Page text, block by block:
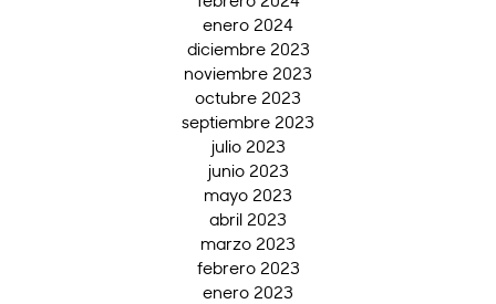
enero 2024
diciembre 2023
noviembre 2023
octubre 2023
septiembre 2023
julio 2023
junio 2023
mayo 2023
abril 2023
marzo 2023
febrero 2023
enero 2023